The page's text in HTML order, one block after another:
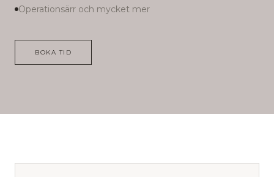
Operationsärr och mycket mer
BOKA TID